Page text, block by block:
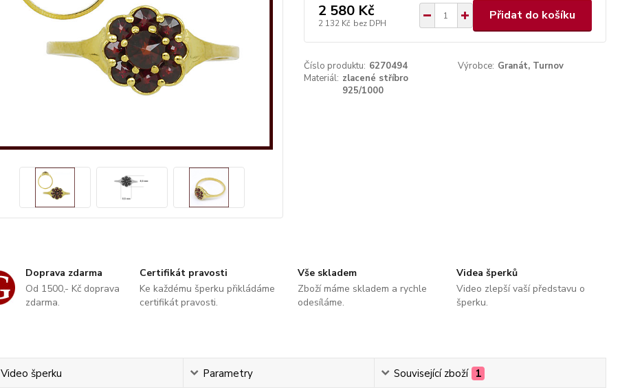
2 580 Kč
2 132 Kč bez DPH
Přidat do košíku
Číslo produktu: 6270494 Výrobce: Granát, Turnov
Materiál: zlacené stříbro
925/1000
Doprava zdarma
Od 1500,- Kč doprava
zdarma.
Certifikát pravosti
Ke každému šperku přikládáme
certifikát pravosti.
Vše skladem
Zboží máme skladem a rychle
odesíláme.
Videa šperků
Video zlepší vaší představu o
šperku.
Video šperku Parametry Související zboží 1